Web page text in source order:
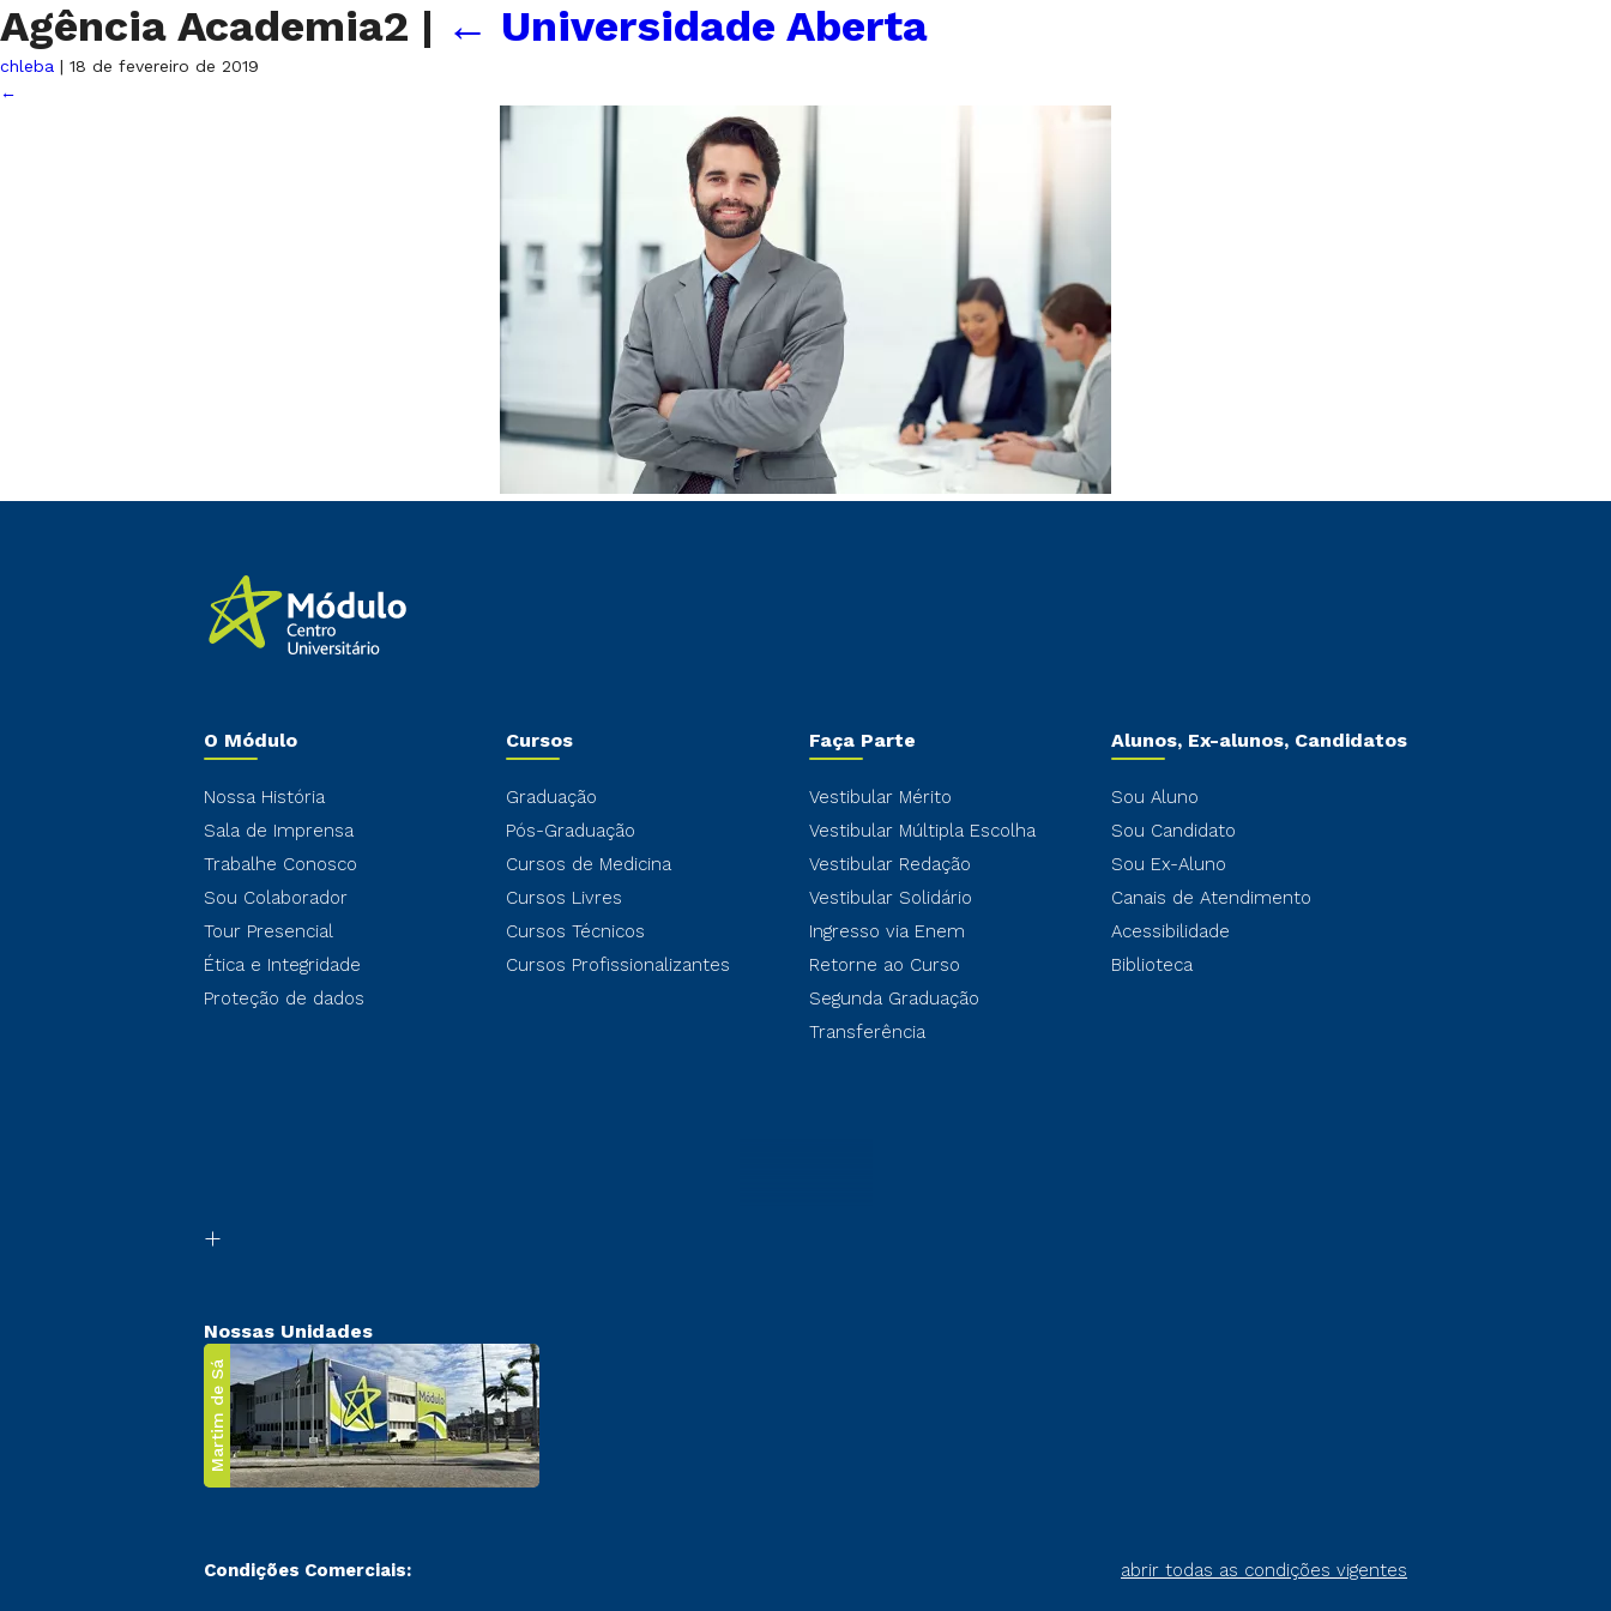
Agência Academia2 | ← Universidade Aberta
chleba | 18 de fevereiro de 2019
←
O Módulo
Nossa História
Sala de Imprensa
Trabalhe Conosco
Sou Colaborador
Tour Presencial
Ética e Integridade
Proteção de dados
Cursos
Graduação
Pós-Graduação
Cursos de Medicina
Cursos Livres
Cursos Técnicos
Cursos Profissionalizantes
Faça Parte
Vestibular Mérito
Vestibular Múltipla Escolha
Vestibular Redação
Vestibular Solidário
Ingresso via Enem
Retorne ao Curso
Segunda Graduação
Transferência
Alunos, Ex-alunos, Candidatos
Sou Aluno
Sou Candidato
Sou Ex-Aluno
Canais de Atendimento
Acessibilidade
Biblioteca
Nossas Unidades
Martim de Sá
Condições Comerciais: abrir todas as condições vigentes